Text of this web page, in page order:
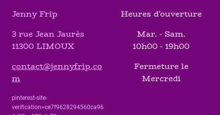
Jenny Frip
3 rue Jean Jaurès
11300 LIMOUX
contact@jennyfrip.co
m
pinterest-site-
verification=ce7f9628294560ca96
Heures d'ouverture
Mar. - Sam.
10h00 - 19h00
Fermeture le
Mercredi